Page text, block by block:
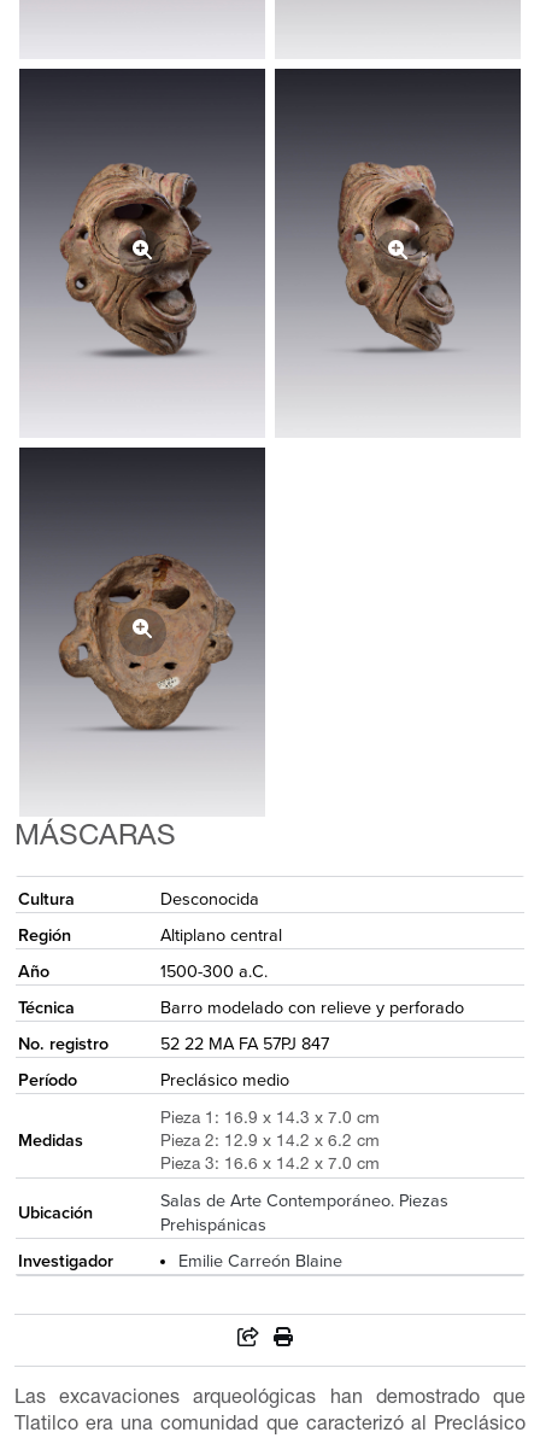
MÁSCARAS
Cultura
Desconocida
Región
Altiplano central
Año
1500-300 a.C.
Técnica
Barro modelado con relieve y perforado
No. registro
52 22 MA FA 57PJ 847
Período
Preclásico medio
Medidas
Pieza 1: 16.9 x 14.3 x 7.0 cm
Pieza 2: 12.9 x 14.2 x 6.2 cm
Pieza 3: 16.6 x 14.2 x 7.0 cm
Ubicación
Salas de Arte Contemporáneo. Piezas
Prehispánicas
Investigador
Emilie Carreón Blaine
Las excavaciones arqueológicas han demostrado que
Tlatilco era una comunidad que caracterizó al Preclásico